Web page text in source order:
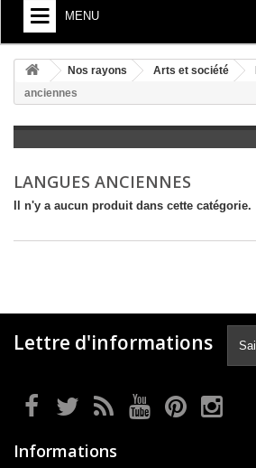
MENU
ARTS ET SOCIÉTÉ
LITTÉRATURE
LOISIRS, VIE PRATIQUE
SCOLAIRE ET DICTIONNAIRE
Nos rayons Arts et société
anciennes
LANGUES ANCIENNES
Il n'y a aucun produit dans cette catégorie.
Lettre d'informations
Informations